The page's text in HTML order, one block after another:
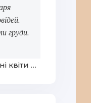
груди.
© Голлі Рінґланд. Втрачені квіти Еліс Гарт